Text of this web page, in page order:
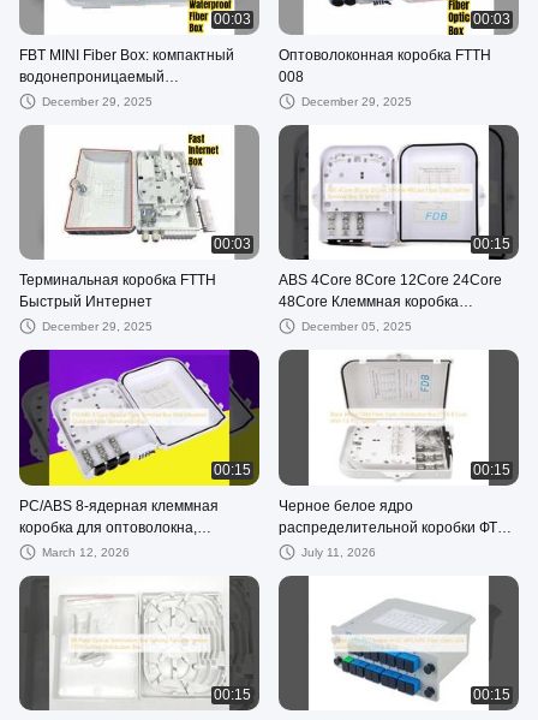
00:03
FBT MINI Fiber Box: компактный
водонепроницаемый
разветвитель
December 29, 2025
00:03
Оптоволоконная коробка FTTH
008
December 29, 2025
00:03
Терминальная коробка FTTH
Быстрый Интернет
December 29, 2025
00:15
ABS 4Core 8Core 12Core 24Core
48Core Клеммная коробка
разветвителя оптического
December 05, 2025
00:15
PC/ABS 8-ядерная клеммная
коробка для оптоволокна,
установленная на стене
оптоволокна
March 12, 2026
00:15
Черное белое ядро ​​
распределительной коробки ФТТС
8 оптического волокна ОЭМ с
July 11, 2026
00:15 00:15